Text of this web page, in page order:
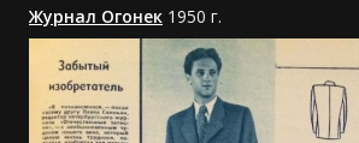
Журнал Огонек 1950 г.